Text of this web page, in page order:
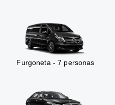
Furgoneta - 7 personas